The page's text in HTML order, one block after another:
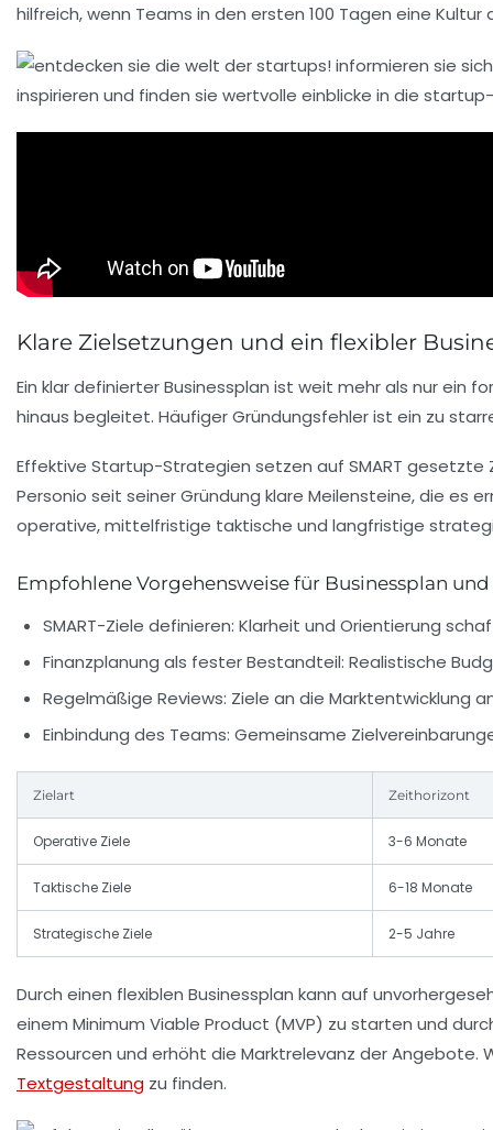
hilfreich, wenn Teams in den ersten 100 Tagen eine
Klare Zielsetzungen und ein flexibler
Ein klar definierter Businessplan ist weit mehr als nur ein
hinaus begleitet. Häufiger Gründungsfehler ist ein zu
Effektive Startup-Strategien setzen auf SMART gesetzte
Personio seit seiner Gründung klare Meilensteine, die es
operative, mittelfristige taktische und langfristige
Empfohlene Vorgehensweise für Businessplan
SMART-Ziele definieren: Klarheit und Orientierung
Finanzplanung als fester Bestandteil: Realistische
Regelmäßige Reviews: Ziele an die Marktentwicklung
Einbindung des Teams: Gemeinsame
Zielart Zeithorizont
Operative Ziele 3-6 Monate
Taktische Ziele 6-18 Monate
Strategische Ziele 2-5 Jahre
Durch einen flexiblen Businessplan kann auf
einem Minimum Viable Product (MVP) zu starten und
Ressourcen und erhöht die Marktrelevanz der
Textgestaltung zu finden.